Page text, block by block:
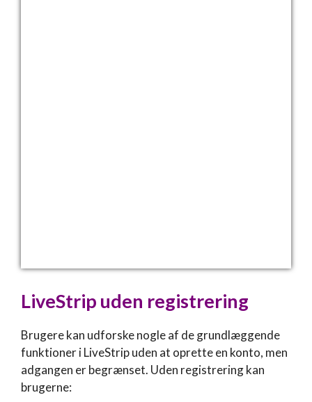
LiveStrip uden registrering
Brugere kan udforske nogle af de grundlæggende
funktioner i LiveStrip uden at oprette en konto, men
adgangen er begrænset. Uden registrering kan
brugerne: